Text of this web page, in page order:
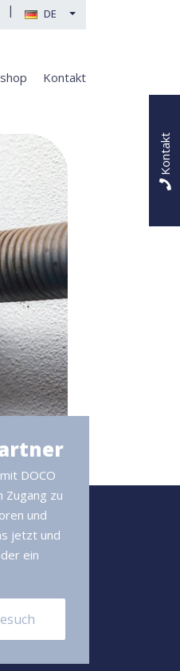
| DE
Kontakt
Kontakt
DOCO
Zugang zu
und
jetzt und
ein